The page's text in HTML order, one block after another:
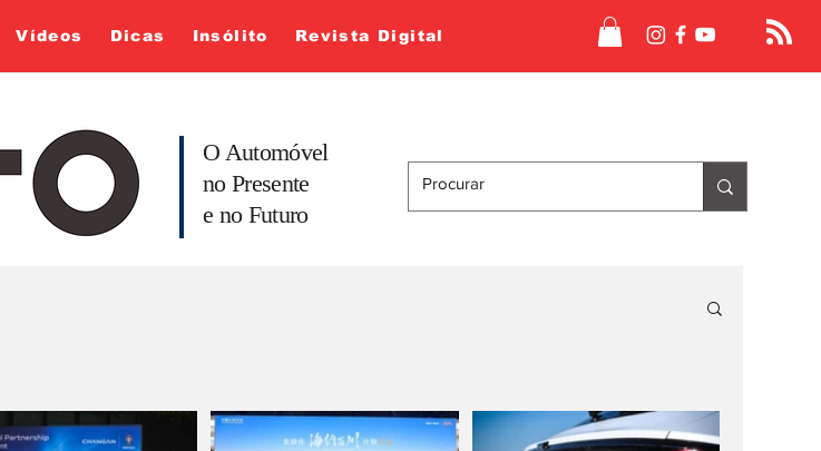
Vídeos Dicas Insólito Revista Digital
O Automóvel
no Presente
e no Futuro